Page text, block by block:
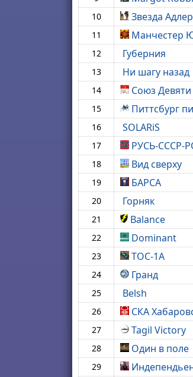
10
Звезда Адлер
11
Манчестер
12
Губерния
13
Ни шагу назад
14
Союз Девяти
15
Питтсбург
16
SOLARiS
17
РУСЬ-СССР-
18
Вид сверху
19
БАРСА
20
Горняк
21
Balance
22
Dominant
23
ТОС-1А
24
Гранд
25
Belsh
26
СКА
27
Tagil Victory
28
Один в поле
29